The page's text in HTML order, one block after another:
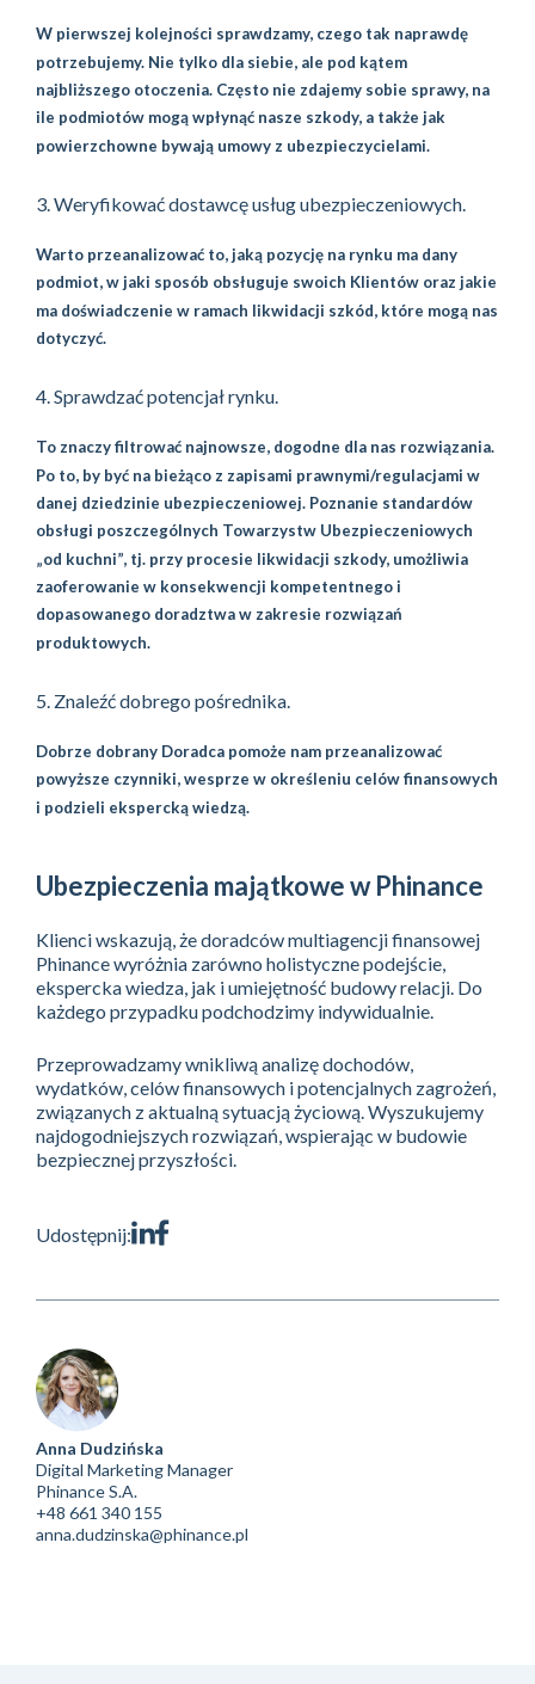
W pierwszej kolejności sprawdzamy, czego tak naprawdę
potrzebujemy. Nie tylko dla siebie, ale pod kątem
najbliższego otoczenia. Często nie zdajemy sobie sprawy, na
ile podmiotów mogą wpłynąć nasze szkody, a także jak
powierzchowne bywają umowy z ubezpieczycielami.
3. Weryfikować dostawcę usług ubezpieczeniowych.
Warto przeanalizować to, jaką pozycję na rynku ma dany
podmiot, w jaki sposób obsługuje swoich Klientów oraz jakie
ma doświadczenie w ramach likwidacji szkód, które mogą nas
dotyczyć.
4. Sprawdzać potencjał rynku.
To znaczy filtrować najnowsze, dogodne dla nas rozwiązania.
Po to, by być na bieżąco z zapisami prawnymi/regulacjami w
danej dziedzinie ubezpieczeniowej. Poznanie standardów
obsługi poszczególnych Towarzystw Ubezpieczeniowych
„od kuchni”, tj. przy procesie likwidacji szkody, umożliwia
zaoferowanie w konsekwencji kompetentnego i
dopasowanego doradztwa w zakresie rozwiązań
produktowych.
5. Znaleźć dobrego pośrednika.
Dobrze dobrany Doradca pomoże nam przeanalizować
powyższe czynniki, wesprze w określeniu celów finansowych
i podzieli ekspercką wiedzą.
Ubezpieczenia majątkowe w Phinance
Klienci wskazują, że doradców multiagencji finansowej
Phinance wyróżnia zarówno holistyczne podejście,
ekspercka wiedza, jak i umiejętność budowy relacji. Do
każdego przypadku podchodzimy indywidualnie.
Przeprowadzamy wnikliwą analizę dochodów,
wydatków, celów finansowych i potencjalnych zagrożeń,
związanych z aktualną sytuacją życiową. Wyszukujemy
najdogodniejszych rozwiązań, wspierając w budowie
bezpiecznej przyszłości.
Udostępnij:
Anna Dudzińska
Digital Marketing Manager
Phinance S.A.
+48 661 340 155
anna.dudzinska@phinance.pl